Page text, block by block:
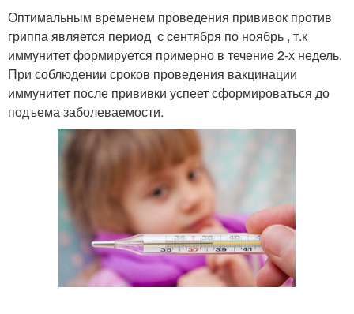
Оптимальным временем проведения прививок против
гриппа является период с сентября по ноябрь , т.к
иммунитет формируется примерно в течение 2-х недель.
При соблюдении сроков проведения вакцинации
иммунитет после прививки успеет сформироваться до
подъема заболеваемости.